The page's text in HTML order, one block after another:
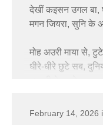
तोहरी दुवरिया भइले,
राखि लिहीं प्रेम के
देखीं कइसन उगल बा,
मगन जियरा, सुनि के
मोह अउरी माया से,
धीरे-धीरे छुटे सब,
मगन जियरा
February 14, 2026